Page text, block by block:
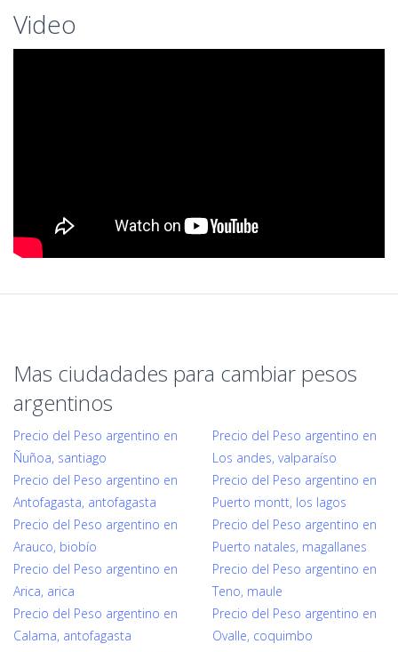
Video
Mas ciudadades para cambiar pesos
argentinos
Precio del Peso argentino en
Ñuñoa, santiago
Precio del Peso argentino en
Antofagasta, antofagasta
Precio del Peso argentino en
Arauco, biobío
Precio del Peso argentino en
Arica, arica
Precio del Peso argentino en
Calama, antofagasta
Precio del Peso argentino en
Los andes, valparaíso
Precio del Peso argentino en
Puerto montt, los lagos
Precio del Peso argentino en
Puerto natales, magallanes
Precio del Peso argentino en
Teno, maule
Precio del Peso argentino en
Ovalle, coquimbo